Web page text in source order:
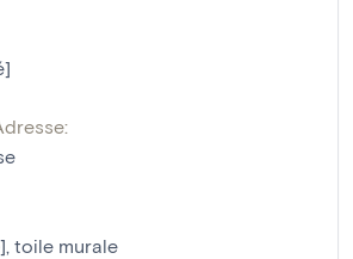
, toile murale